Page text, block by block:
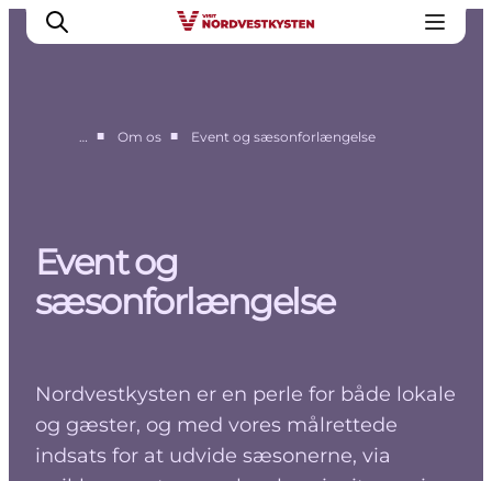
Kontakt
Presse
… ■ Om os ■ Event og sæsonforlængelse
Event og
sæsonforlængelse
Nordvestkysten er en perle for både lokale
og gæster, og med vores målrettede
indsats for at udvide sæsonerne, via